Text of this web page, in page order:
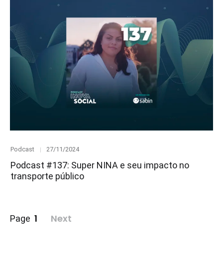
Category
Podcast
Posted
27/11/2024
Podcast #137: Super NINA e seu impacto no
transporte público
Paginação
Page 1 Next